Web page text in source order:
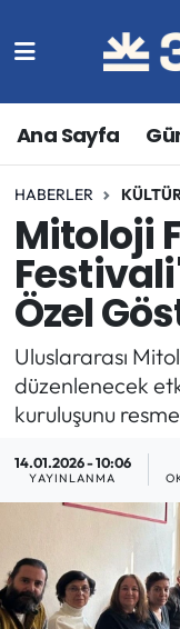
Ana Sayfa
HABERLER
Mitoloji
Özel
Uluslararası
düzenlenecek
kuruluşunu
14.01.2026 - 10:06
YAYINLANMA